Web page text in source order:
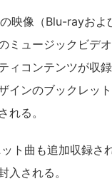
映像（Blu-rayおよ
ミュージックビデ
ィコンテンツが収
インのブックレッ
れる。
ト曲も追加収録さ
入される。